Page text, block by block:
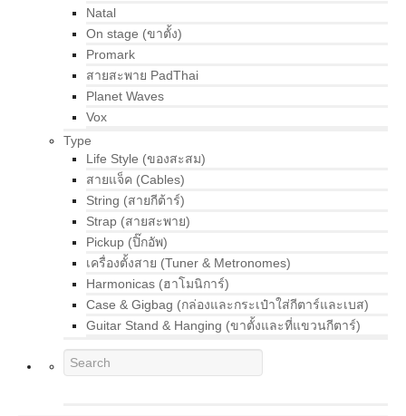
Natal
On stage (ขาตั้ง)
Promark
สายสะพาย PadThai
Planet Waves
Vox
Type
Life Style (ของสะสม)
สายแจ็ค (Cables)
String (สายกีต้าร์)
Strap (สายสะพาย)
Pickup (ปิ๊กอัพ)
เครื่องตั้งสาย (Tuner & Metronomes)
Harmonicas (ฮาโมนิการ์)
Case & Gigbag (กล่องและกระเป๋าใส่กีตาร์และเบส)
Guitar Stand & Hanging (ขาตั้งและที่แขวนกีตาร์)